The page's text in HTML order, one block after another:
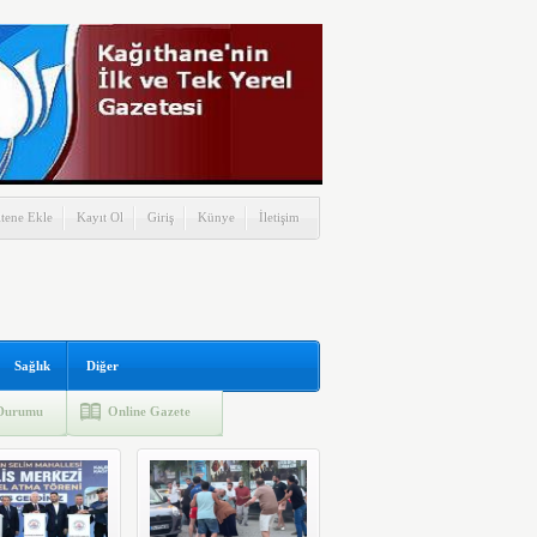
Ekle Kayıt Ol Giriş Künye İletişim
Sağlık Diğer
Online Gazete